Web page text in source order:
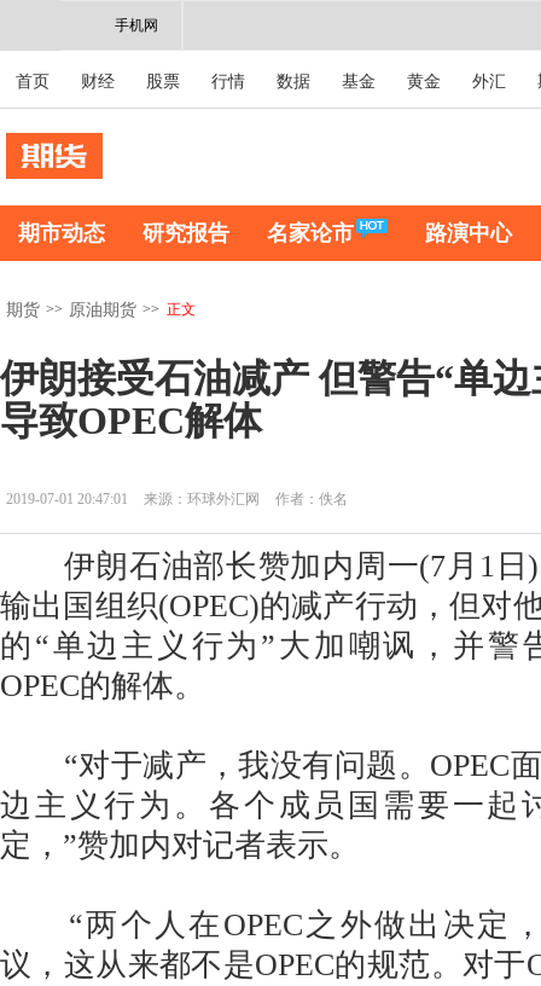
手机网
首页 财经 股票 行情 数据 基金 黄金 外汇
期市动态 研究报告 名家论市 路演中心
期货 >> 原油期货 >> 正文
伊朗接受石油减产 但警告“单
导致OPEC解体
2019-07-01 20:47:01 来源：环球外汇网 作者：佚名
伊朗石油部长赞加内周一(7月1日)
输出国组织(OPEC)的减产行动，但对
的“单边主义行为”大加嘲讽，并警
OPEC的解体。
“对于减产，我没有问题。OPEC
边主义行为。各个成员国需要一起
定，”赞加内对记者表示。
“两个人在OPEC之外做出决定，
议，这从来都不是OPEC的规范。对于